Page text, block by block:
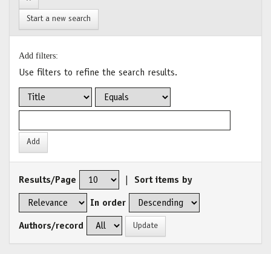
Start a new search
Add filters:
Use filters to refine the search results.
Results/Page Sort items by
In order
Authors/record